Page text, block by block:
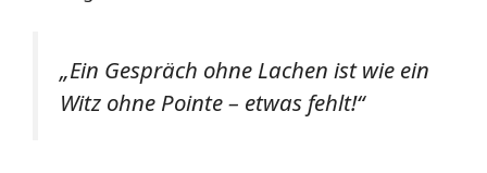
„Ein Gespräch ohne Lachen ist wie ein
Witz ohne Pointe – etwas fehlt!“